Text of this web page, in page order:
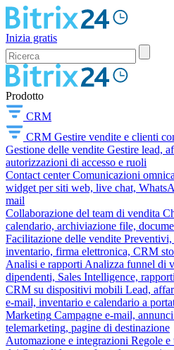
Inizia gratis
Prodotto
CRM
CRM Gestire vendite e clienti
Gestione delle vendite Gestire lead,
autorizzazioni di accesso e ruoli
Contact center Comunicazioni
widget per siti web, live chat,
mail
Collaborazione del team di vendita
calendario, archiviazione file,
Facilitazione delle vendite Preventivi,
inventario, firma elettronica, CRM
Analisi e rapporti Analizza funnel di
dipendenti, Sales Intelligence,
CRM su dispositivi mobili Lead,
e-mail, inventario e calendario a
Marketing Campagne e-mail,
telemarketing, pagine di destinazione
Automazione e integrazioni Regole